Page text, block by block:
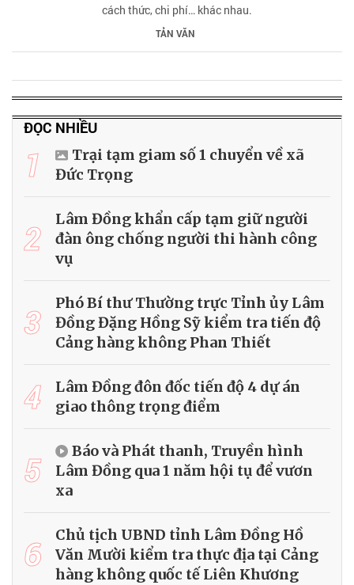
cách thức, chi phí… khác nhau.
TẢN VĂN
ĐỌC NHIỀU
1
Trại tạm giam số 1 chuyển về xã
Đức Trọng
2
Lâm Đồng khẩn cấp tạm giữ người
đàn ông chống người thi hành công
vụ
3
Phó Bí thư Thường trực Tỉnh ủy Lâm
Đồng Đặng Hồng Sỹ kiểm tra tiến độ
Cảng hàng không Phan Thiết
4
Lâm Đồng đôn đốc tiến độ 4 dự án
giao thông trọng điểm
5
Báo và Phát thanh, Truyền hình
Lâm Đồng qua 1 năm hội tụ để vươn
xa
6
Chủ tịch UBND tỉnh Lâm Đồng Hồ
Văn Mười kiểm tra thực địa tại Cảng
hàng không quốc tế Liên Khương